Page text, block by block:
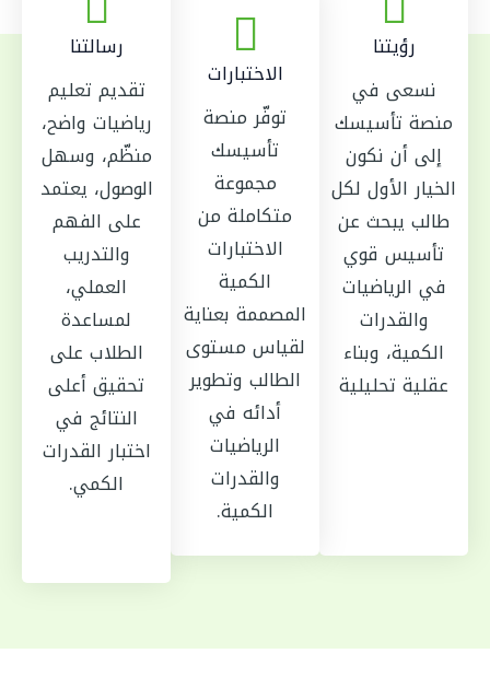
رؤيتنا
نسعى في
منصة تأسيسك
إلى أن نكون
الخيار الأول لكل
طالب يبحث عن
تأسيس قوي
في الرياضيات
والقدرات
الكمية، وبناء
عقلية تحليلية
الاختبارات
توفّر منصة
تأسيسك
مجموعة
متكاملة من
الاختبارات
الكمية
المصممة بعناية
لقياس مستوى
الطالب وتطوير
أدائه في
الرياضيات
والقدرات
الكمية.
رسالتنا
تقديم تعليم
رياضيات واضح،
منظّم، وسهل
الوصول، يعتمد
على الفهم
والتدريب
العملي،
لمساعدة
الطلاب على
تحقيق أعلى
النتائج في
اختبار القدرات
الكمي.